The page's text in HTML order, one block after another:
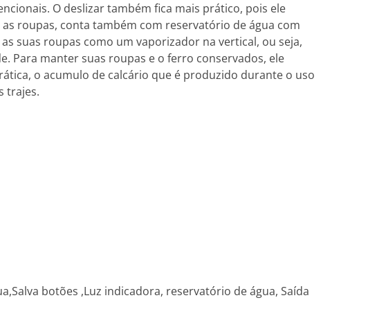
O deslizar também fica mais prático, pois ele
roupas, conta também com reservatório de água com
suas roupas como um vaporizador na vertical, ou seja,
Para manter suas roupas e o ferro conservados, ele
o acumulo de calcário que é produzido durante o uso
trajes.
botões ,Luz indicadora, reservatório de água, Saída